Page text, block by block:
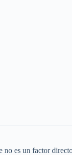
no es un factor